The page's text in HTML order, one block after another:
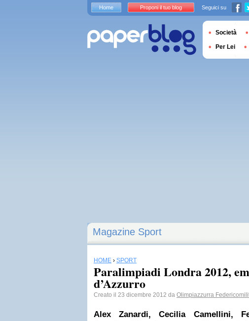
Magazine Sport
HOME › SPORT
Paralimpiadi Londra 2012,
d’Azzurro
Creato il 23 dicembre 2012 da Olimpiazzurra
Alex Zanardi, Cecilia Camellini,
Home Proponi il tuo blog Seguici su
Società
Per Lei